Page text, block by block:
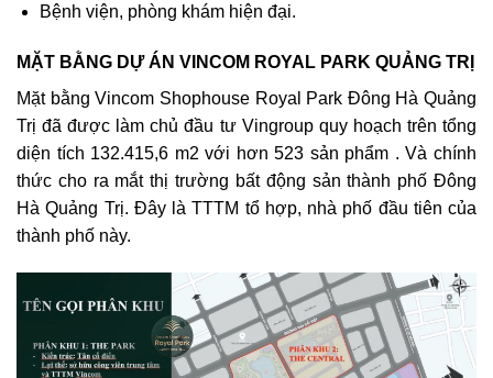
Bệnh viện, phòng khám hiện đại.
MẶT BẰNG DỰ ÁN VINCOM ROYAL PARK QUẢNG TRỊ
Mặt bằng Vincom Shophouse Royal Park Đông Hà Quảng
Trị đã được làm chủ đầu tư Vingroup quy hoạch trên tổng
diện tích 132.415,6 m2 với hơn 523 sản phẩm . Và chính
thức cho ra mắt thị trường bất động sản thành phố Đông
Hà Quảng Trị. Đây là TTTM tổ hợp, nhà phố đầu tiên của
thành phố này.